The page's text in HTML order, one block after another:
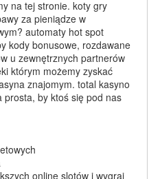
na tej stronie. koty gry
za pieniądze w
automaty hot spot
kody bonusowe, rozdawane
u zewnętrznych partnerów
którym możemy zyskać
znajomym. total kasyno
prosta, by ktoś się pod nas
online slotów i wygraj